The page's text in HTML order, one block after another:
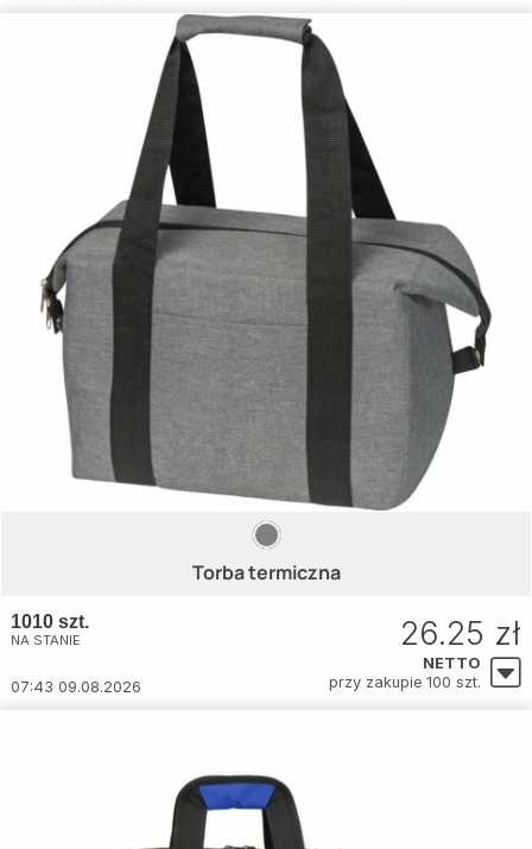
Torba termiczna
1010 szt.
NA STANIE
07:43 09.08.2026
26.25 zł
NETTO
przy zakupie 100 szt.